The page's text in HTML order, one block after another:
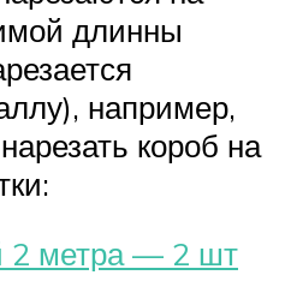
длинны
например,
короб на
2 метра — 2 шт